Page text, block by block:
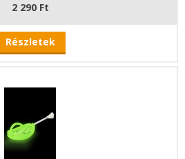
2 290 Ft
Részletek